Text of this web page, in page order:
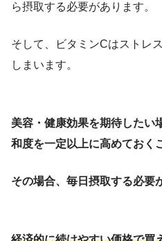
ら摂取する必要があります。
そして、ビタミンCはストレ
しまいます。
美容・健康効果を期待したい
和度を一定以上に高めておく
その場合、毎日摂取する必要